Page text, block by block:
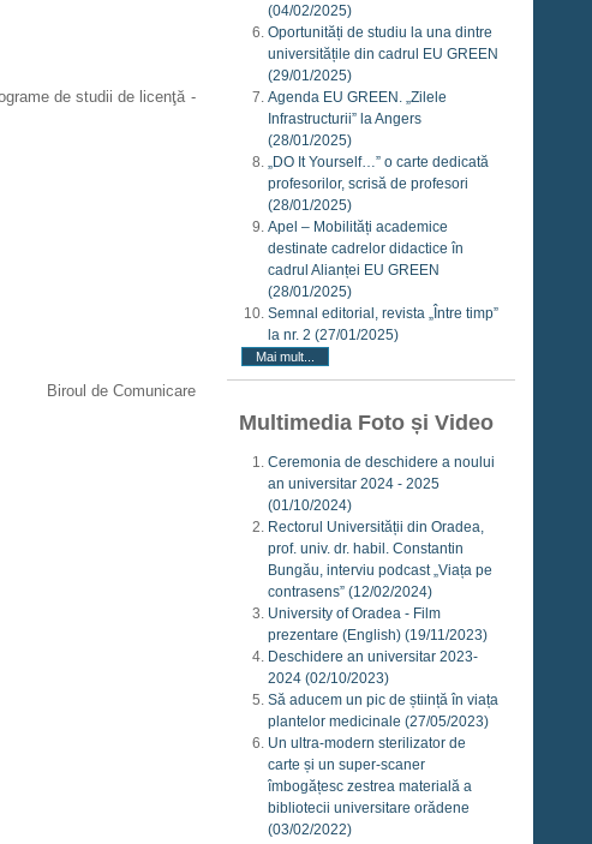
de studii de licenţă -
Biroul de Comunicare
(04/02/2025)
Oportunități de studiu la una dintre
universitățile din cadrul EU GREEN
(29/01/2025)
Agenda EU GREEN. „Zilele
Infrastructurii” la Angers
(28/01/2025)
„DO It Yourself…” o carte dedicată
profesorilor, scrisă de profesori
(28/01/2025)
Apel – Mobilități academice
destinate cadrelor didactice în
cadrul Alianței EU GREEN
(28/01/2025)
Semnal editorial, revista „Între timp”
la nr. 2 (27/01/2025)
Mai mult...
Multimedia Foto și Video
Ceremonia de deschidere a noului
an universitar 2024 - 2025
(01/10/2024)
Rectorul Universității din Oradea,
prof. univ. dr. habil. Constantin
Bungău, interviu podcast „Viața pe
contrasens” (12/02/2024)
University of Oradea - Film
prezentare (English) (19/11/2023)
Deschidere an universitar 2023-
2024 (02/10/2023)
Să aducem un pic de știință în viața
plantelor medicinale (27/05/2023)
Un ultra-modern sterilizator de
carte și un super-scaner
îmbogățesc zestrea materială a
bibliotecii universitare orădene
(03/02/2022)